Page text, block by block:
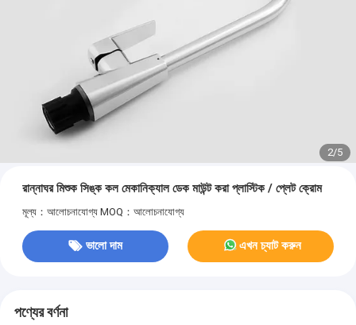
2/5
রান্নাঘর মিশুক সিঙ্ক কল মেকানিক্যাল ডেক মাউন্ট করা প্লাস্টিক / প্লেট ক্রোম
মূল্য：আলোচনাযোগ্য MOQ：আলোচনাযোগ্য
ভালো দাম এখন চ্যাট করুন
পণ্যের বর্ণনা